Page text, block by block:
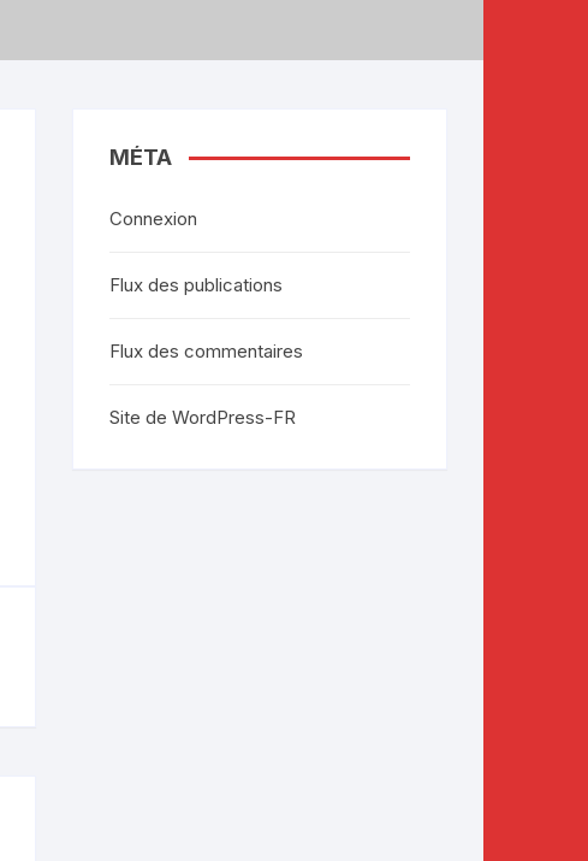
MÉTA
Connexion
Flux des publications
Flux des commentaires
Site de WordPress-FR